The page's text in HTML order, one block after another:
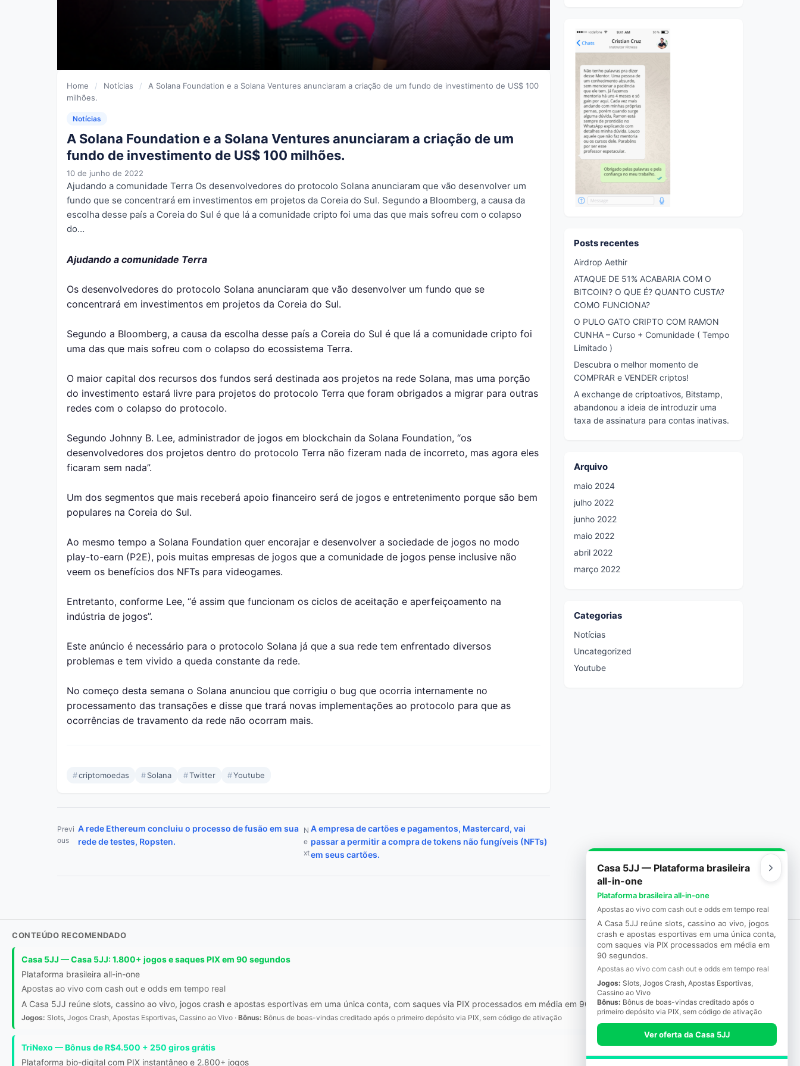
Home / Notícias /
A Solana Foundation e a Solana Ventures anunciaram a criação de um fundo de investimento de US$ 100
milhões.
Notícias
A Solana Foundation e a Solana Ventures anunciaram a criação de um
fundo de investimento de US$ 100 milhões.
10 de junho de 2022
Ajudando a comunidade Terra Os desenvolvedores do protocolo Solana anunciaram que vão desenvolver um
fundo que se concentrará em investimentos em projetos da Coreia do Sul. Segundo a Bloomberg, a causa da
escolha desse país a Coreia do Sul é que lá a comunidade cripto foi uma das que mais sofreu com o colapso
do…
Ajudando a comunidade Terra
Os desenvolvedores do protocolo Solana anunciaram que vão desenvolver um fundo que se
concentrará em investimentos em projetos da Coreia do Sul.
Segundo a Bloomberg, a causa da escolha desse país a Coreia do Sul é que lá a comunidade cripto foi
uma das que mais sofreu com o colapso do ecossistema Terra.
O maior capital dos recursos dos fundos será destinada aos projetos na rede Solana, mas uma porção
do investimento estará livre para projetos do protocolo Terra que foram obrigados a migrar para outras
redes com o colapso do protocolo.
Segundo Johnny B. Lee, administrador de jogos em blockchain da Solana Foundation, “os
desenvolvedores dos projetos dentro do protocolo Terra não fizeram nada de incorreto, mas agora eles
ficaram sem nada”.
Um dos segmentos que mais receberá apoio financeiro será de jogos e entretenimento porque são bem
populares na Coreia do Sul.
Ao mesmo tempo a Solana Foundation quer encorajar e desenvolver a sociedade de jogos no modo
play-to-earn (P2E), pois muitas empresas de jogos que a comunidade de jogos pense inclusive não
veem os benefícios dos NFTs para videogames.
Entretanto, conforme Lee, “é assim que funcionam os ciclos de aceitação e aperfeiçoamento na
indústria de jogos”.
Este anúncio é necessário para o protocolo Solana já que a sua rede tem enfrentado diversos
problemas e tem vivido a queda constante da rede.
No começo desta semana o Solana anunciou que corrigiu o bug que ocorria internamente no
processamento das transações e disse que trará novas implementações ao protocolo para que as
ocorrências de travamento da rede não ocorram mais.
#criptomoedas #Solana #Twitter #Youtube
Navegação de Post
Previ
ous
A rede Ethereum concluiu o processo de fusão em sua
rede de testes, Ropsten.
N
e
xt
A empresa de cartões e pagamentos, Mastercard, vai
passar a permitir a compra de tokens não fungíveis (NFTs)
em seus cartões.
Posts recentes
Airdrop Aethir
ATAQUE DE 51% ACABARIA COM O
BITCOIN? O QUE É? QUANTO CUSTA?
COMO FUNCIONA?
O PULO GATO CRIPTO COM RAMON
CUNHA – Curso + Comunidade ( Tempo
Limitado )
Descubra o melhor momento de
COMPRAR e VENDER criptos!
A exchange de criptoativos, Bitstamp,
abandonou a ideia de introduzir uma
taxa de assinatura para contas inativas.
Arquivo
maio 2024
julho 2022
junho 2022
maio 2022
abril 2022
março 2022
Categorias
Notícias
Uncategorized
Youtube
CONTEÚDO RECOMENDADO
Casa 5JJ — Casa 5JJ: 1.800+ jogos e saques PIX em 90 segundos
Plataforma brasileira all-in-one
Apostas ao vivo com cash out e odds em tempo real
A Casa 5JJ reúne slots, cassino ao vivo, jogos crash e apostas esportivas em uma única conta, com saques via PIX processados em média em 90 segundos.
Jogos: Slots, Jogos Crash, Apostas Esportivas, Cassino ao Vivo · Bônus: Bônus de boas-vindas creditado após o primeiro depósito via PIX, sem código de ativação
TriNexo — Bônus de R$4.500 + 250 giros grátis
Plataforma bio-digital com PIX instantâneo e 2.800+ jogos
Casa 5JJ — Plataforma brasileira
all-in-one
Plataforma brasileira all-in-one
Apostas ao vivo com cash out e odds em tempo real
A Casa 5JJ reúne slots, cassino ao vivo, jogos
crash e apostas esportivas em uma única conta,
com saques via PIX processados em média em
90 segundos.
Apostas ao vivo com cash out e odds em tempo real
Jogos: Slots, Jogos Crash, Apostas Esportivas,
Cassino ao Vivo
Bônus: Bônus de boas-vindas creditado após o
primeiro depósito via PIX, sem código de ativação
Ver oferta da Casa 5JJ